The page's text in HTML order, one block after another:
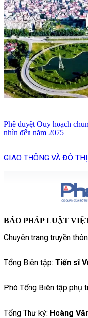
Phê duyệt Quy hoạch
nhìn đến năm 2075
GIAO THÔNG VÀ ĐÔ THỊ
BÁO PHÁP LUẬT
Chuyên trang truyền
Tổng Biên tập: Tiến sĩ
Phó Tổng Biên tập phụ
Tổng Thư ký: Hoàng